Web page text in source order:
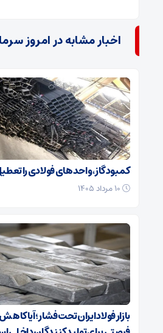
اخبار مشابه در امروز
کمبود گاز، واحدهای فولادی را
بازار فولاد ایران تحت فشار؛